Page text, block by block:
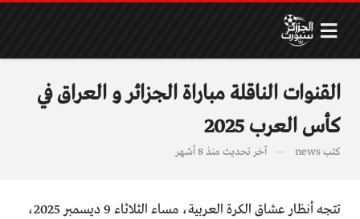
القنوات الناقلة مباراة الجزائر و العراق في
كأس العرب 2025
كتبnews آخر تحديث منذ 8 أشهر
تتجه أنظار عشاق الكرة العربية، مساء الثلاثاء 9 ديسمبر 2025،